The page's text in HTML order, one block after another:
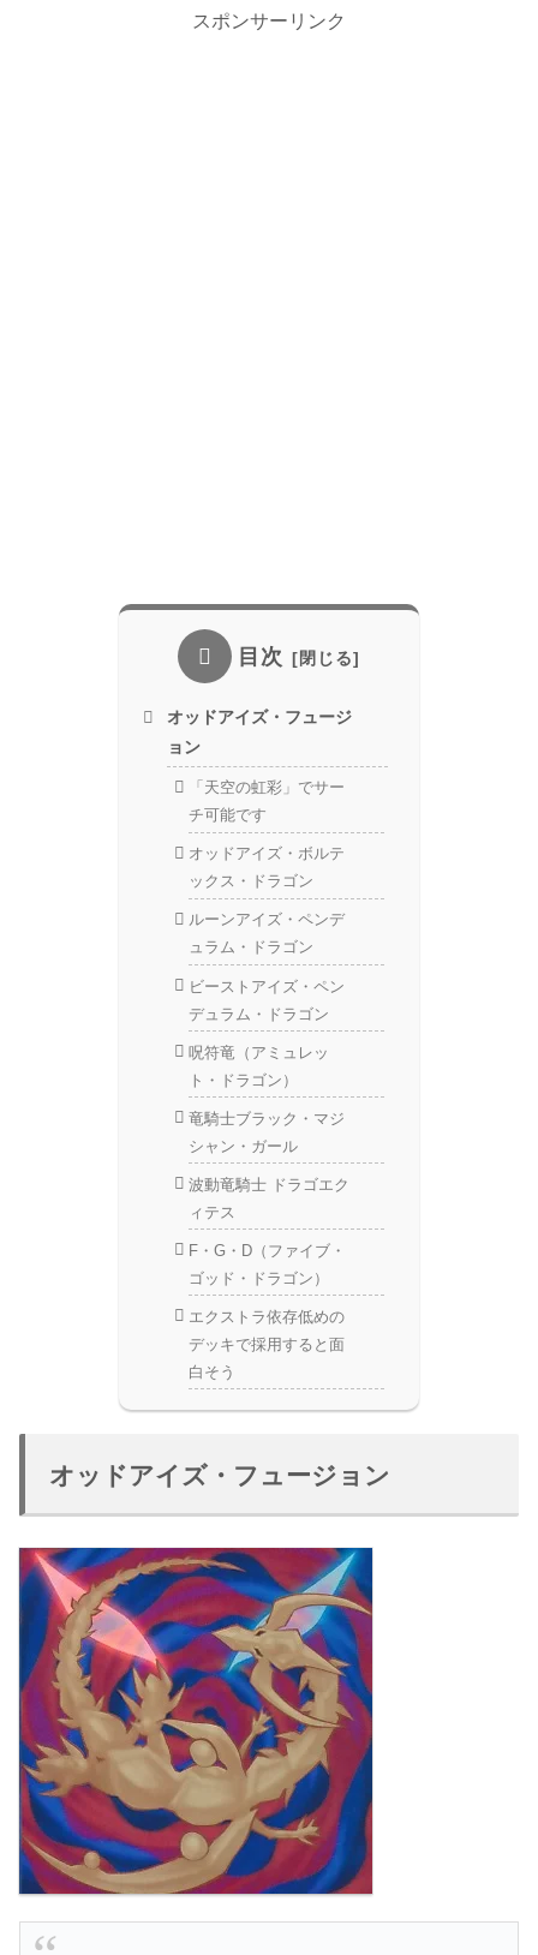
スポンサーリンク
目次
オッドアイズ・フュージ
ョン
「天空の虹彩」でサー
チ可能です
オッドアイズ・ボルテ
ックス・ドラゴン
ルーンアイズ・ペンデ
ュラム・ドラゴン
ビーストアイズ・ペン
デュラム・ドラゴン
呪符竜（アミュレッ
ト・ドラゴン）
竜騎士ブラック・マジ
シャン・ガール
波動竜騎士 ドラゴエク
ィテス
F・G・D（ファイブ・
ゴッド・ドラゴン）
エクストラ依存低めの
デッキで採用すると面
白そう
オッドアイズ・フュージョン